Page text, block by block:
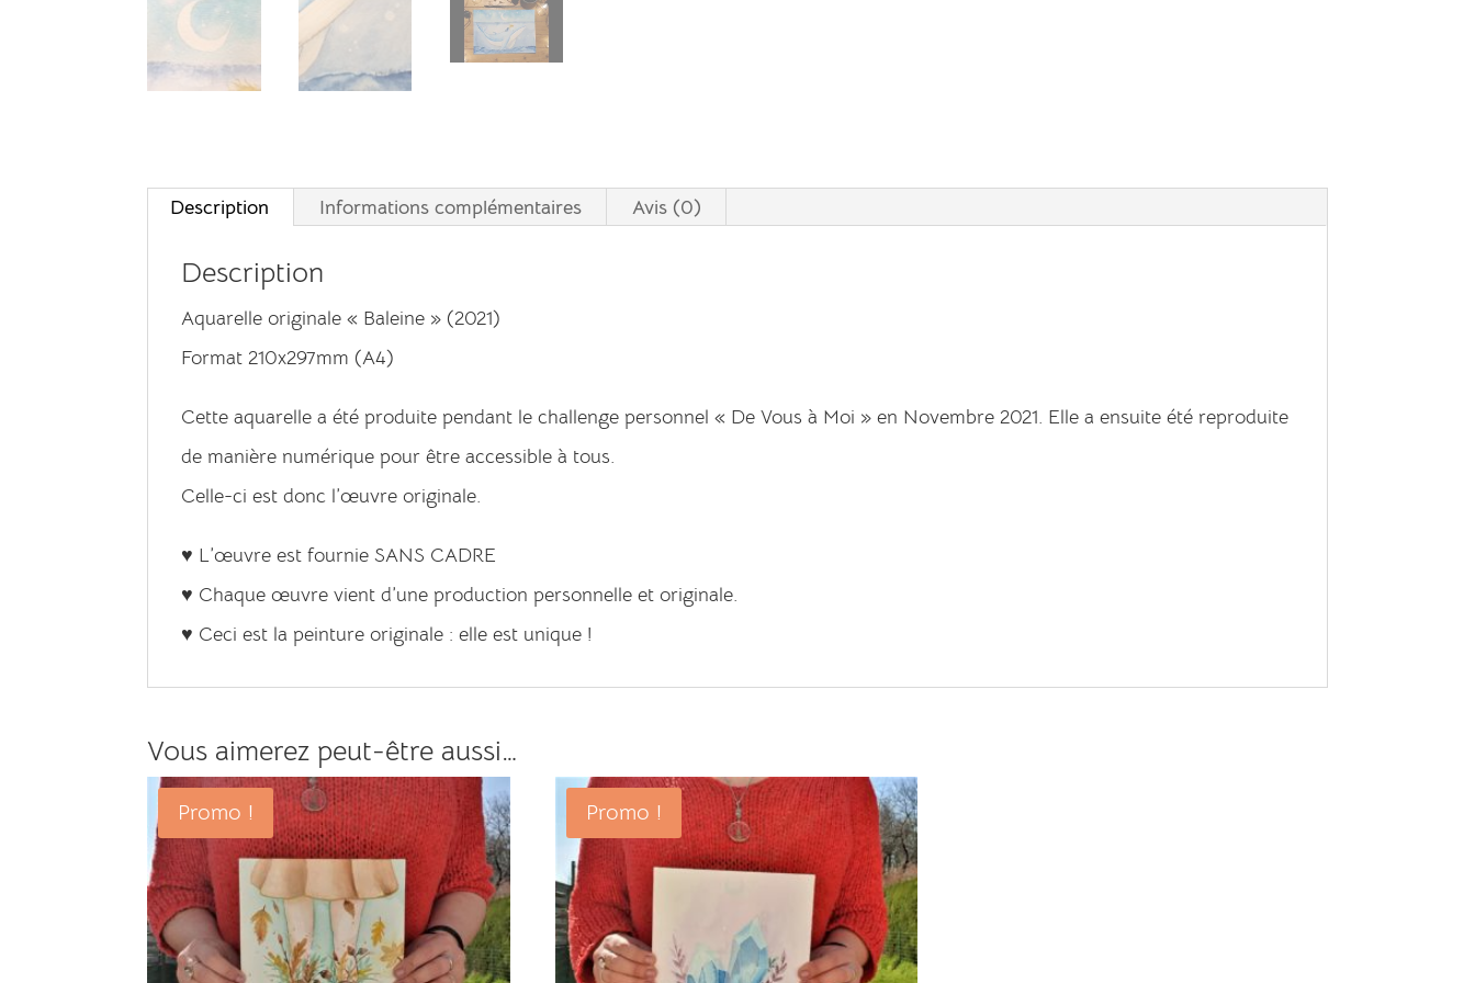
Description Informations complémentaires Avis (0)
Description
Aquarelle originale « Baleine » (2021)
Format 210x297mm (A4)
Cette aquarelle a été produite pendant le challenge personnel « De Vous à Moi » en Novembre 2021. Elle a ensuite été reproduite
de manière numérique pour être accessible à tous.
Celle-ci est donc l’œuvre originale.
♥ L’œuvre est fournie SANS CADRE
♥ Chaque œuvre vient d’une production personnelle et originale.
♥ Ceci est la peinture originale : elle est unique !
Vous aimerez peut-être aussi…
Promo ! Promo !